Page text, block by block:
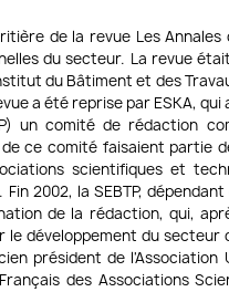
de la revue Les Annales
du secteur. La revue
du Bâtiment et des
a été reprise par ESKA, qui
un comité de rédaction
ce comité faisaient partie
scientifiques et
2002, la SEBTP,
de la rédaction, qui,
développement du secteur
président de l'Association
des Associations